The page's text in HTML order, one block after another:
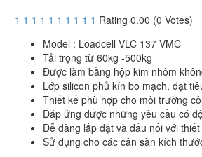
1 1 1 1 1 1 1 1 1 1 Rating 0.00 (0 Votes)
Model : Loadcell VLC 137 VMC
Tải trọng từ 60kg -500kg
Được làm bằng hộp kim nhôm
Lớp silicon phủ kín bo mạch, đạt
Thiết kế phù hợp cho môi trường
Đáp ứng được những yêu cầu có
Dễ dàng lắp đặt và đấu nối với
Sử dụng cho các cân sàn kích